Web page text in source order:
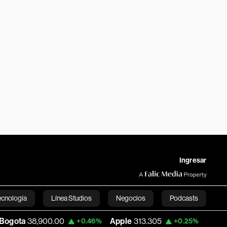
Ingresar
Línea Studios Negocios Podcasts
English
+0.46% Apple 313.305 +0.25% USD COP 3,159.60